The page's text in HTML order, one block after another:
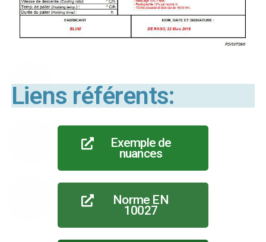
Liens référents:
Exemple de
nuances
Norme EN
10027